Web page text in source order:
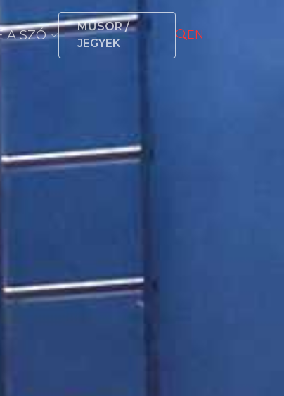
A SZÓ
MŰSOR /
JEGYEK
EN